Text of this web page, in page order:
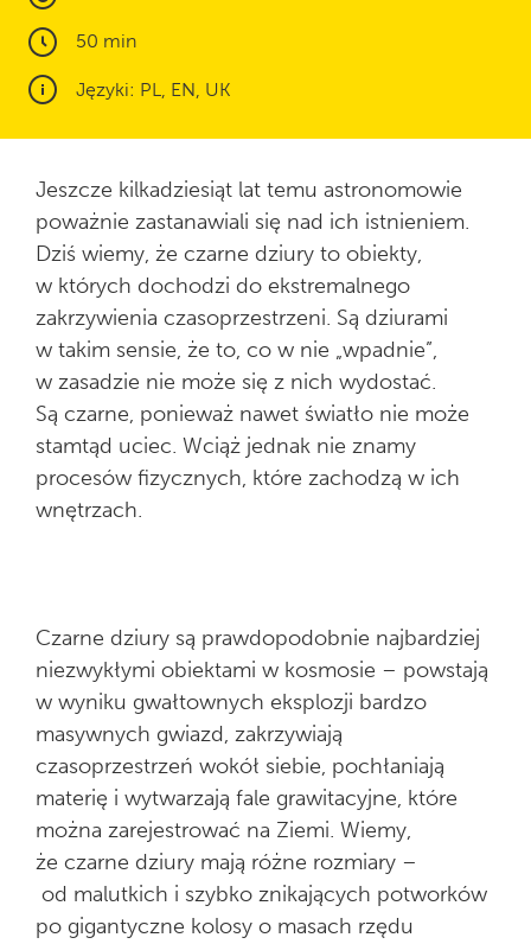
50 min
Języki: PL, EN, UK
Jeszcze kilkadziesiąt lat temu astronomowie
poważnie zastanawiali się nad ich istnieniem.
Dziś wiemy, że czarne dziury to obiekty,
w których dochodzi do ekstremalnego
zakrzywienia czasoprzestrzeni. Są dziurami
w takim sensie, że to, co w nie „wpadnie”,
w zasadzie nie może się z nich wydostać.
Są czarne, ponieważ nawet światło nie może
stamtąd uciec. Wciąż jednak nie znamy
procesów fizycznych, które zachodzą w ich
wnętrzach.
Czarne dziury są prawdopodobnie najbardziej
niezwykłymi obiektami w kosmosie – powstają
w wyniku gwałtownych eksplozji bardzo
masywnych gwiazd, zakrzywiają
czasoprzestrzeń wokół siebie, pochłaniają
materię i wytwarzają fale grawitacyjne, które
można zarejestrować na Ziemi. Wiemy,
że czarne dziury mają różne rozmiary –
od malutkich i szybko znikających potworków
po gigantyczne kolosy o masach rzędu